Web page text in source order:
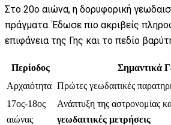
Στο 20ο αιώνα, η δορυφορική
πράγματα. Έδωσε πιο ακριβείς
επιφάνεια της Γης και το πεδίο
Περίοδος
Σημαντικά
Αρχαιότητα Πρώτες γεωδαιτικές
17ος-18ος
αιώνας
Ανάπτυξη της αστρονομίας
γεωδαιτικές μετρήσεις